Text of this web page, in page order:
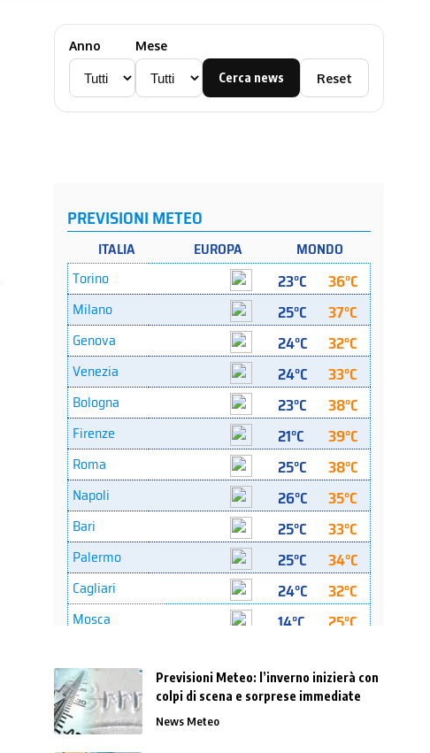
Anno Mese
Cerca news Reset
Previsioni Meteo: l’inverno inizierà con
colpi di scena e sorprese immediate
News Meteo